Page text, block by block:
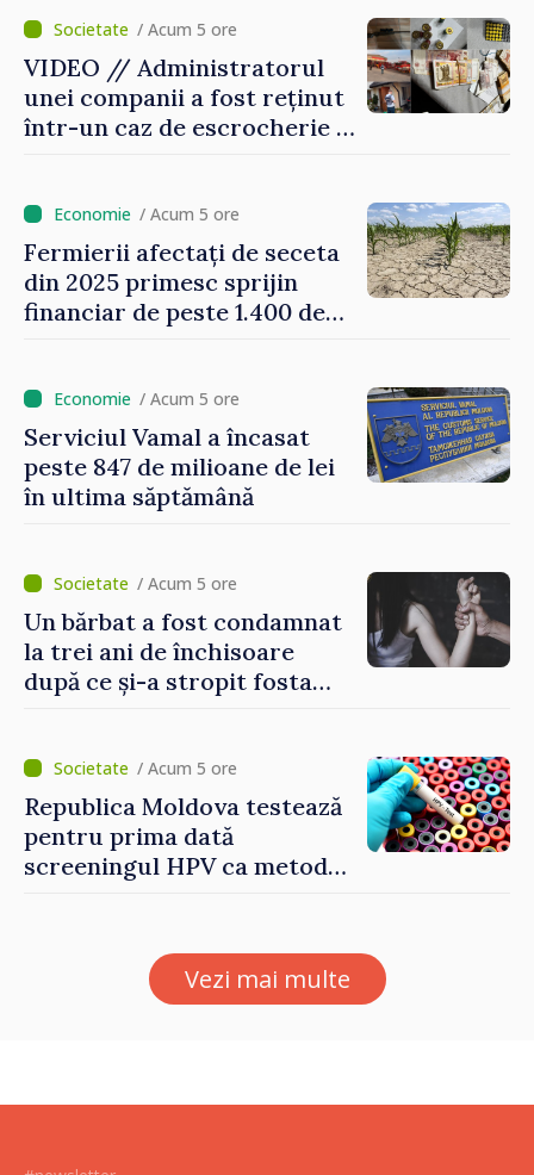
suntem rezistenți și știm să
ne punctăm prioritățile
pentru viitor”
/ Acum 5 ore
VIDEO // Administratorul
unei companii a fost reținut
într-un caz de escrocherie și
domeniul agricol
/ Acum 5 ore
Fermierii afectați de seceta
din 2025 primesc sprijin
financiar de peste 1.400 de
/ Acum 5 ore
Serviciul Vamal a încasat
peste 847 de milioane de lei
în ultima săptămână
/ Acum 5 ore
Un bărbat a fost condamnat
la trei ani de închisoare
după ce și-a stropit fosta
/ Acum 5 ore
Republica Moldova testează
pentru prima dată
screeningul HPV ca metodă
Vezi mai multe